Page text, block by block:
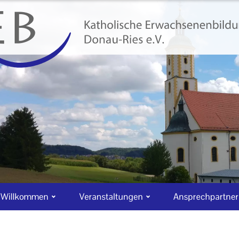
Willkommen Veranstaltungen Ansprechpartner